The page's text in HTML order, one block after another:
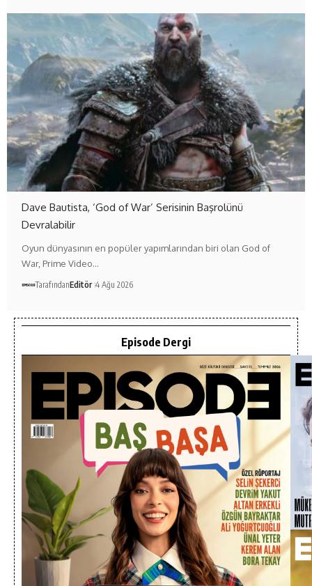
Dave Bautista, ‘God of War’ Serisinin Başrolünü
Devralabilir
Oyun dünyasının en popüler yapımlarından biri olan God of
War, Prime Video…
TarafındanEditör 4 Ağu 2026
Episode Dergi